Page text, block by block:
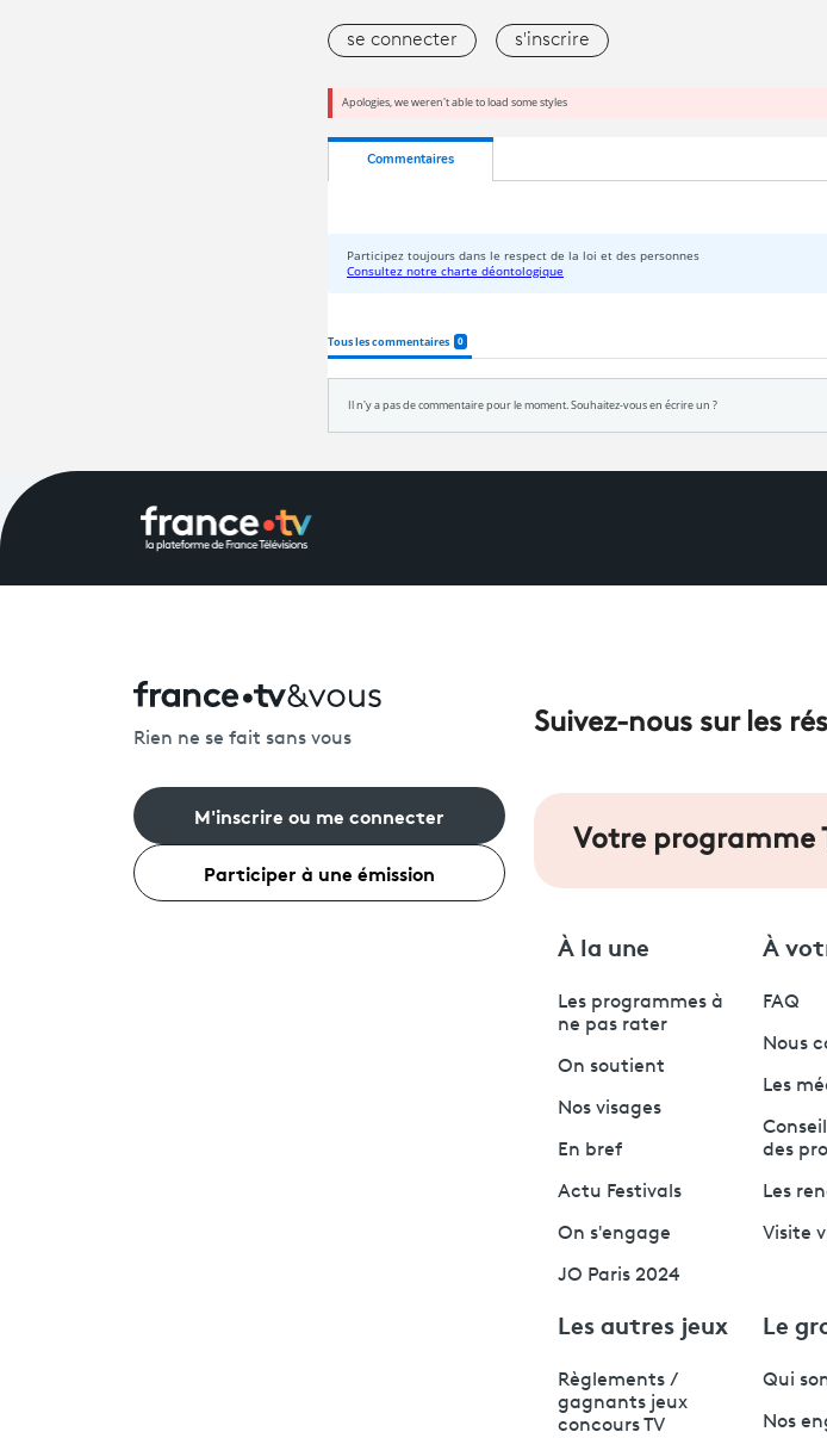
se connecter s'inscrire
Rien ne se fait sans vous
M'inscrire ou me connecter
Participer à une émission
Suivez-nous sur les
Votre programme
À la une
Les programmes à
ne pas rater
On soutient
Nos visages
En bref
Actu Festivals
On s'engage
JO Paris 2024
À
FAQ
Nous
Les
des
Les
Visite
Les autres jeux
Règlements /
gagnants jeux
concours TV
Le
Qui
Nos